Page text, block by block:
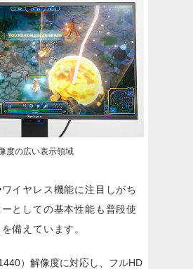
度の広い表示領域
イヤレス機能に注目しがち
としての基本性能も普段使
備えています。
）解像度に対応し、フルHD